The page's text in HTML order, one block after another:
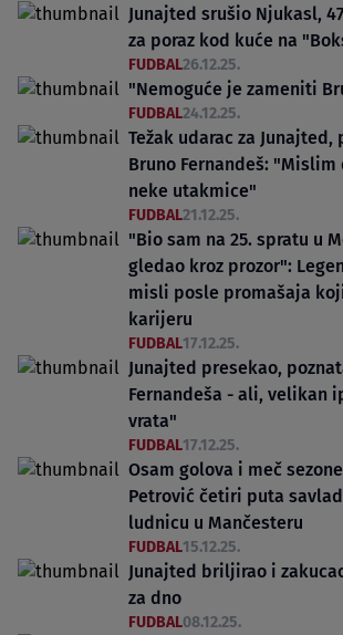
Junajted srušio Njukasl,
za poraz kod kuće na
FUDBAL26.12.25.
"Nemoguće je zameniti
FUDBAL24.12.25.
Težak udarac za Junajted,
Bruno Fernandeš:
neke utakmice"
FUDBAL21.12.25.
"Bio sam na 25. spratu u
gledao kroz prozor":
misli posle promašaja
karijeru
FUDBAL17.12.25.
Junajted presekao,
Fernandeša - ali, velikan
vrata"
FUDBAL17.12.25.
Osam golova i meč
Petrović četiri puta
ludnicu u Mančesteru
FUDBAL15.12.25.
Junajted briljirao i
za dno
FUDBAL08.12.25.